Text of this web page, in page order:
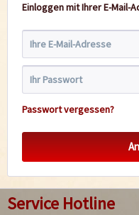
Einloggen mit Ihrer E-Mail-
Passwort vergessen?
Service Hotline